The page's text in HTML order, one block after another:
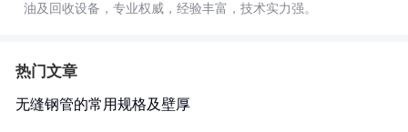
油及回收设备，专业权威，经验丰富，技术实力强。
热门文章
无缝钢管的常用规格及壁厚